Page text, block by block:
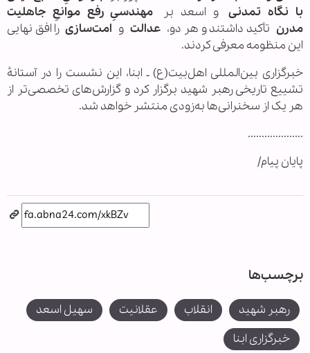
با نگاه تمدنیو اسعد بر مهندسیِ رفع موانعِ جاهلیت
مدرن تأکید داشتند و هر دو، عدالتو امت‌سازیرا افق نهایی
این منظومه معرفی کردند.
خبرگزاری بین‌المللی اهل‌بیت(ع) ـ ابنا، این نشست را در آستانهٔ
تشییع تاریخی رهبر شهید برگزار کرد و گزارش‌های تخصصی‌تر از
هر یک از سخنرانی‌ها به‌زودی منتشر خواهد شد.
....................
پایان پیام/
برچسب‌ها
رهبر شهید انقلاب عقلانیت
سهیل اسعد
خبرگزاری ابنا